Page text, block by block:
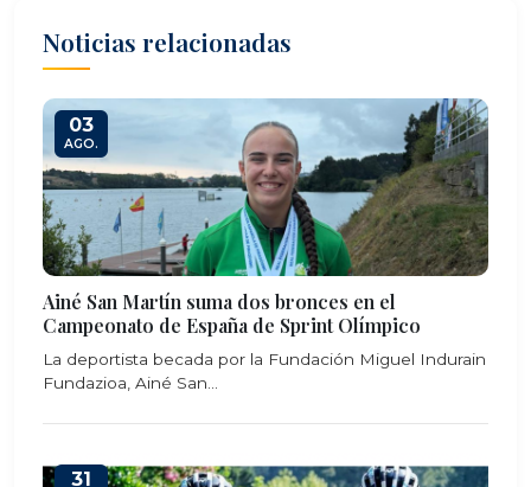
Noticias relacionadas
03
AGO.
Ainé San Martín suma dos bronces en el
Campeonato de España de Sprint Olímpico
La deportista becada por la Fundación Miguel Indurain
Fundazioa, Ainé San...
31